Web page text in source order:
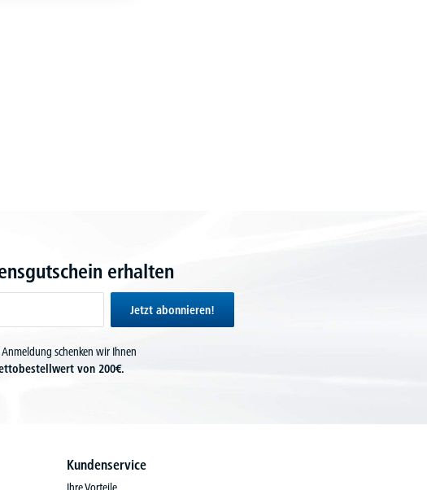
erhalten
Jetzt abonnieren!
Anmeldung schenken wir Ihnen
von 200€.
Kundenservice